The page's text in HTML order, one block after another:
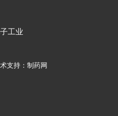
工业
支持： 制药网